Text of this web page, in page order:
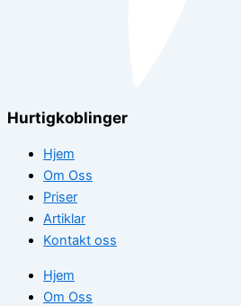
Hurtigkoblinger
Hjem
Om Oss
Priser
Artiklar
Kontakt oss
Hjem
Om Oss